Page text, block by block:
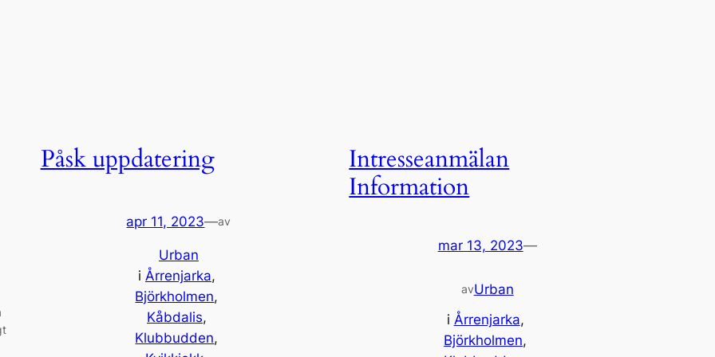
Påsk uppdatering
apr 11, 2023—av
Urban
i Årrenjarka
Björkholmen
Kåbdalis
Klubbudden
Intresseanmälan
Information
mar 13, 2023—
avUrban
i Årrenjarka
Björkholmen